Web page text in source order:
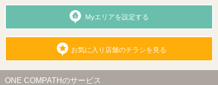
Myエリアを設定する
お気に入り店舗のチラシを見る
ONE COMPATHのサービス